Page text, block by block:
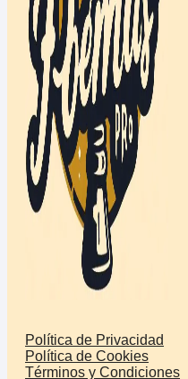
Política de Privacidad
Política de Cookies
Términos y Condiciones